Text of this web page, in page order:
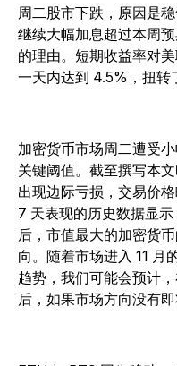
周二股市下跌，原因是
继续大幅加息超过本周
的理由。短期收益率对
一天内达到 4.5%，扭转
加密货币市场周二遭受
关键阈值。截至撰写本
出现边际亏损，交易价
7 天表现的历史数据显
后，市值最大的加密货
向。随着市场进入 11 月
趋势，我们可能会预计
后，如果市场方向没有